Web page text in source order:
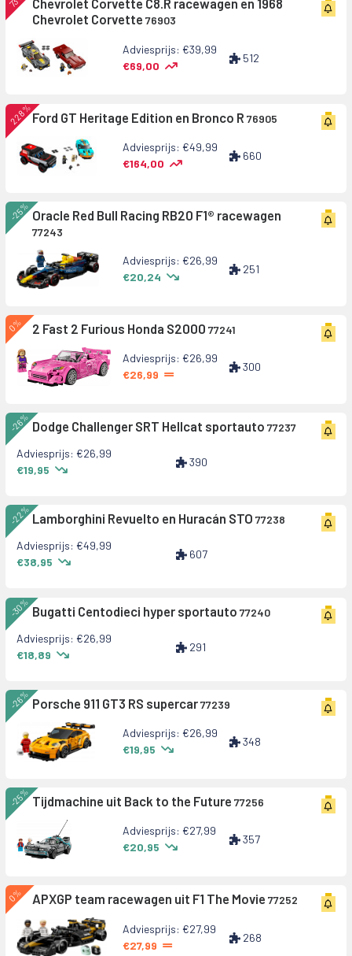
Chevrolet Corvette C8.R racewagen en 1968
Chevrolet Corvette 76903
Adviesprijs: €39,99
€69,00
512
228%Ford GT Heritage Edition en Bronco R 76905
Adviesprijs: €49,99
€164,00
660
-25% Oracle Red Bull Racing RB20 F1® racewagen
77243
Adviesprijs: €26,99
€20,24
251
0% 2 Fast 2 Furious Honda S2000 77241
Adviesprijs: €26,99
€26,99
300
-26% Dodge Challenger SRT Hellcat sportauto 77237
Adviesprijs: €26,99
€19,95
390
-22%Lamborghini Revuelto en Huracán STO 77238
Adviesprijs: €49,99
€38,95
607
-30% Bugatti Centodieci hyper sportauto 77240
Adviesprijs: €26,99
€18,89
291
-26% Porsche 911 GT3 RS supercar77239
Adviesprijs: €26,99
€19,95
348
-25% Tijdmachine uit Back to the Future 77256
Adviesprijs: €27,99
€20,95
357
0% APXGP team racewagen uit F1 The Movie 77252
Adviesprijs: €27,99
€27,99
268